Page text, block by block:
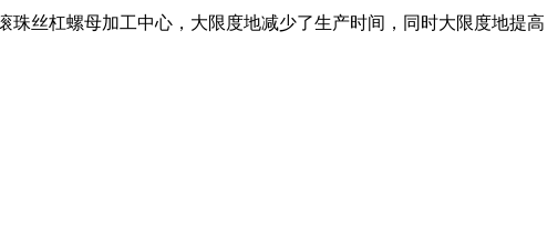
丝杠螺母加工中心，大限度地减少了生产时间，同时大限度地提高